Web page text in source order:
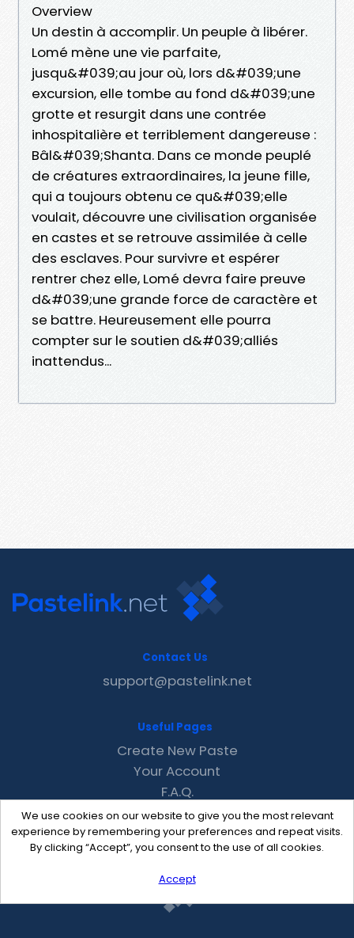
Overview
Un destin à accomplir. Un peuple à libérer.
Lomé mène une vie parfaite,
jusqu&#039;au jour où, lors d&#039;une
excursion, elle tombe au fond d&#039;une
grotte et resurgit dans une contrée
inhospitalière et terriblement dangereuse :
Bâl&#039;Shanta. Dans ce monde peuplé
de créatures extraordinaires, la jeune fille,
qui a toujours obtenu ce qu&#039;elle
voulait, découvre une civilisation organisée
en castes et se retrouve assimilée à celle
des esclaves. Pour survivre et espérer
rentrer chez elle, Lomé devra faire preuve
d&#039;une grande force de caractère et
se battre. Heureusement elle pourra
compter sur le soutien d&#039;alliés
inattendus...
We use cookies on our website to give you the most relevant
experience by remembering your preferences and repeat visits.
By clicking “Accept”, you consent to the use of all cookies.
Accept
Contact Us
support@pastelink.net
Useful Pages
Create New Paste
Your Account
F.A.Q.
Recent
Contact